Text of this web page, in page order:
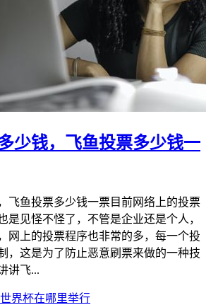
少钱，飞鱼投票多少钱一
飞鱼投票多少钱一票目前网络上的投票
是见怪不怪了，不管是企业还是个人，
网上的投票程序也非常的多，每一个投
，这是为了防止恶意刷票来做的一种技
讲飞...
界杯在哪里举行